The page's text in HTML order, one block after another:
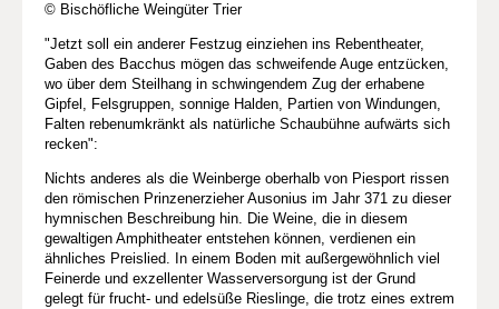
© Bischöfliche Weingüter Trier
"Jetzt soll ein anderer Festzug einziehen ins Rebentheater,
Gaben des Bacchus mögen das schweifende Auge entzücken,
wo über dem Steilhang in schwingendem Zug der erhabene
Gipfel, Felsgruppen, sonnige Halden, Partien von Windungen,
Falten rebenumkränkt als natürliche Schaubühne aufwärts sich
recken":
Nichts anderes als die Weinberge oberhalb von Piesport rissen
den römischen Prinzenerzieher Ausonius im Jahr 371 zu dieser
hymnischen Beschreibung hin. Die Weine, die in diesem
gewaltigen Amphitheater entstehen können, verdienen ein
ähnliches Preislied. In einem Boden mit außergewöhnlich viel
Feinerde und exzellenter Wasserversorgung ist der Grund
gelegt für frucht- und edelsüße Rieslinge, die trotz eines extrem